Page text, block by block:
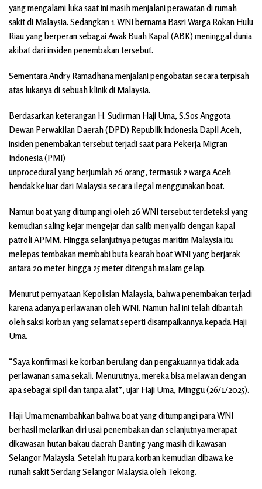
yang mengalami luka saat ini masih menjalani perawatan di rumah
sakit di Malaysia. Sedangkan 1 WNI bernama Basri Warga Rokan Hulu
Riau yang berperan sebagai Awak Buah Kapal (ABK) meninggal dunia
akibat dari insiden penembakan tersebut.
Sementara Andry Ramadhana menjalani pengobatan secara terpisah
atas lukanya di sebuah klinik di Malaysia.
Berdasarkan keterangan H. Sudirman Haji Uma, S.Sos Anggota
Dewan Perwakilan Daerah (DPD) Republik Indonesia Dapil Aceh,
insiden penembakan tersebut terjadi saat para Pekerja Migran
Indonesia (PMI)
unprocedural yang berjumlah 26 orang, termasuk 2 warga Aceh
hendak keluar dari Malaysia secara ilegal menggunakan boat.
Namun boat yang ditumpangi oleh 26 WNI tersebut terdeteksi yang
kemudian saling kejar mengejar dan salib menyalib dengan kapal
patroli APMM. Hingga selanjutnya petugas maritim Malaysia itu
melepas tembakan membabi buta kearah boat WNI yang berjarak
antara 20 meter hingga 25 meter ditengah malam gelap.
Menurut pernyataan Kepolisian Malaysia, bahwa penembakan terjadi
karena adanya perlawanan oleh WNI. Namun hal ini telah dibantah
oleh saksi korban yang selamat seperti disampaikannya kepada Haji
Uma.
“Saya konfirmasi ke korban berulang dan pengakuannya tidak ada
perlawanan sama sekali. Menurutnya, mereka bisa melawan dengan
apa sebagai sipil dan tanpa alat”, ujar Haji Uma, Minggu (26/1/2025).
Haji Uma menambahkan bahwa boat yang ditumpangi para WNI
berhasil melarikan diri usai penembakan dan selanjutnya merapat
dikawasan hutan bakau daerah Banting yang masih di kawasan
Selangor Malaysia. Setelah itu para korban kemudian dibawa ke
rumah sakit Serdang Selangor Malaysia oleh Tekong.